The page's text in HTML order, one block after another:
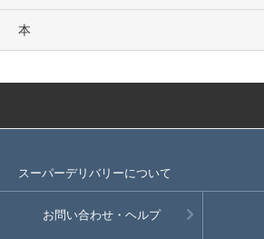
本
スーパーデリバリーについて
お問い合わせ・ヘルプ